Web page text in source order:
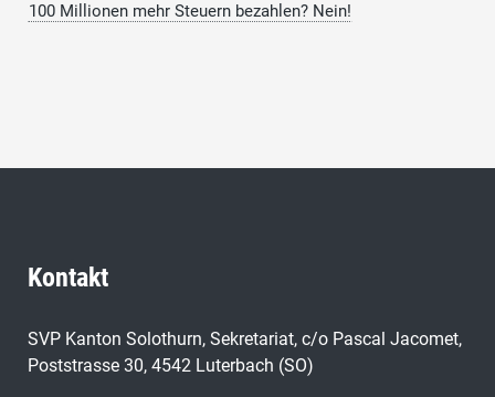
100 Millionen mehr Steuern bezahlen? Nein!
Kontakt
SVP Kanton Solothurn, Sekretariat, c/o Pascal Jacomet,
Poststrasse 30, 4542 Luterbach (SO)